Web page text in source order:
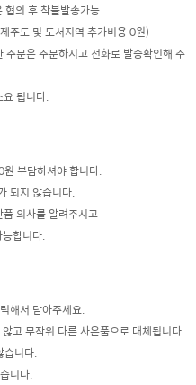
의 후 착불발송가능
주도 및 도서지역 추가비용 0원)
문은 주문하시고 전화로 발송확인해 주
됩니다.
부담하셔야 합니다.
되지 않습니다.
의사를 알려주시고
합니다.
해서 담아주세요.
고 무작위 다른 사은품으로 대체됩니다.
습니다.
니다.